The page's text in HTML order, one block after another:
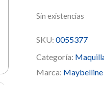
Sin existencias
SKU: 0055377
Categoría:
Marca: Maybelline